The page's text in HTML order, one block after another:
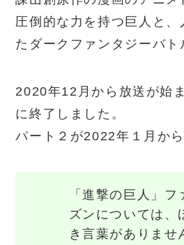
圧倒的な力を持つ巨人と、
たダークファンタジーバト
2020年12月から放送が始
に終了しました。
パート２が2022年１月から
「進撃の巨人」
ズンについては、
き言葉がありませ